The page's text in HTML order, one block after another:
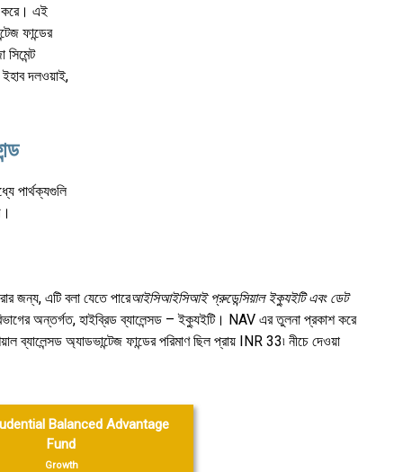
করে। এই
ফান্ডের
দলওয়াই,
পার্থক্যগুলি
জন্য, এটি বলা যেতে পারেআইসিআইসিআই প্রুডেন্সিয়াল ইক্যুইটি এবং ডেট
অন্তর্গত, হাইব্রিড ব্যালেন্সড – ইক্যুইটি। NAV এর তুলনা প্রকাশ করে
অ্যাডভান্টেজ ফান্ডের পরিমাণ ছিল প্রায় INR 33৷ নীচে দেওয়া
Balanced Advantage
Fund
Growth